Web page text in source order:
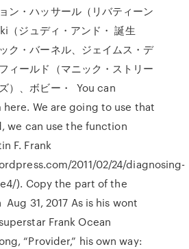
ン・ハッサール（リバティーン
（ジュディ・アンド・ 誕生
ク・バーネル、ジェイムス・デ
ィールド（マニック・ストリー
）、ボビー・ You can
We are going to use that
we can use the function
F. Frank
2011/02/24/diagnosing-
). Copy the part of the
31, 2017 As is his wont
Frank Ocean
“Provider,” his own way: